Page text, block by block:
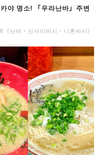
야 명소! 「우라난바」주변
（난바・신사이바시・니혼바시）